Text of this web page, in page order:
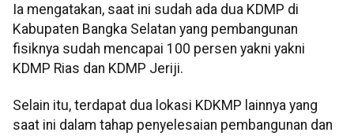
Ia mengatakan, saat ini sudah ada dua KDMP di
Kabupaten Bangka Selatan yang pembangunan
fisiknya sudah mencapai 100 persen yakni yakni
KDMP Rias dan KDMP Jeriji.
Selain itu, terdapat dua lokasi KDKMP lainnya yang
saat ini dalam tahap penyelesaian pembangunan dan